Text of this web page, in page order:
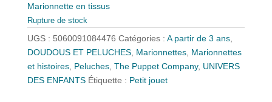
Marionnette en tissus
Rupture de stock
UGS : 5060091084476 Catégories : A partir de 3 ans,
DOUDOUS ET PELUCHES, Marionnettes, Marionnettes
et histoires, Peluches, The Puppet Company, UNIVERS
DES ENFANTS Étiquette : Petit jouet